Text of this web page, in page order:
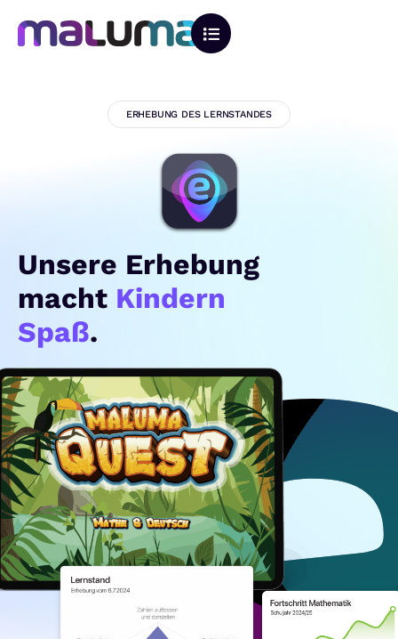
ERHEBUNG DES LERNSTANDES
Unsere Erhebung
macht Kindern
Spaß.